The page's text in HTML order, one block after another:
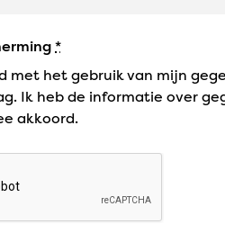
*
met het gebruik van mijn
Ik heb de informatie over
akkoord.